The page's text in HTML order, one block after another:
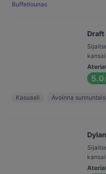
Buffetlounas
Draft
5.0
Kasuaali Avoinna